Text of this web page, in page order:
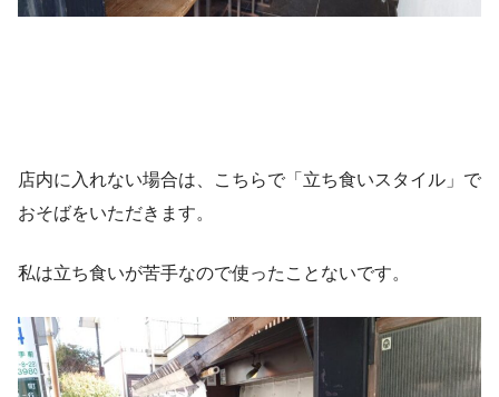
店内に入れない場合は、こちらで「立ち食いスタイル」で
おそばをいただきます。
私は立ち食いが苦手なので使ったことないです。